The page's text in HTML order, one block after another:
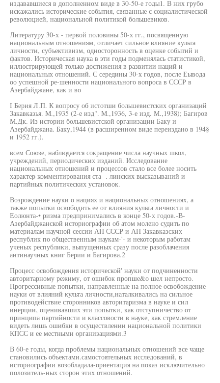
издававшиеся в дополненном виде в 30-50-е годы1. В них грубо
искажались исторические события, связанные с социалистической
революцией, национальной политикой большевиков.
Литературу 30-х - первой половины 50-х гг., посвященную
национальным отношениям, отличает сильное влияние культа
личности, субъективизм, односторонность в оценке событий и
фактов. Историческая наука в эти годы подменялась статистикой,
иллюстрирующей только достижения в развитии наций и
национальных отношений. С середины 30-х годов, после Еывода
оо успешной ре-шенности национального вопроса в СССР в
Азербайджане, как и во
I Берия Л.П. К вопросу об истотши большевистских организаций
Закавказья. М.,1935 (2-е изд". М.,1936, 3-е изд. М.,1938); Багиров
М.Дк. Из истории большевистской организации Баку и
Азербайджана. Баку,1944 (в расширенном виде переиздано в 194§
и 1952 гг.).
всем Союзе, наблюдается сокращение числа научных школ,
учреждений, периодических изданий. Исследование
национальных отношений и процессов стало все более носить
характер комментирования ста- . линских высказываний и
партийных политических установок.
Возрождение науки о нациях и национальных отношениях, а
также попытки освободить ее от влияния культа личности и
Еолюнта-• ризма предпринимались в конце 50-х годов.-В-
Азербайджанской историографии об атом молено судить по
материалам научной сессии АН СССР и АН Закавказских
республик по общественным наукам-'- и некоторым работам
ученых республики, выпущенных сразу после разоблачения
антинаучных книг Берии и Багирова.2
Процесс освобождения исторической' науки от подчиненности
авторитарному режиму, от ошибок пропше&о шел непросто.
Прогрессивные попытки, направленные на полное освобождение
науки от влияний культа личности,наталкивались на сильное
противодействие сторонников авторитаризма в науке и сил
инерции, оценивавших эти попытки, как отступничество от
принципа партийности и классовости в науке, как стремление
видеть лишь ошибки в осуществлении национальной политики
КПСС и ее местными организациями.3
В 60-е годы, когда проблемы национальных отношений все чаще
становились объектами.самостоятельных исследований, в
историографии возобладала-ориентация на показ исключительно
полозитель-ных сторон этих отношений.